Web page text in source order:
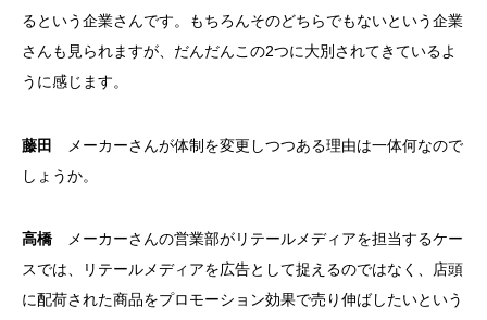
るという企業さんです。もちろんそのどちらでもないという企業
さんも見られますが、だんだんこの2つに大別されてきているよ
うに感じます。
藤田
メーカーさんが体制を変更しつつある理由は一体何なので
しょうか。
高橋 メーカーさんの営業部がリテールメディアを担当するケー
スでは、リテールメディアを広告として捉えるのではなく、店頭
に配荷された商品をプロモーション効果で売り伸ばしたいという